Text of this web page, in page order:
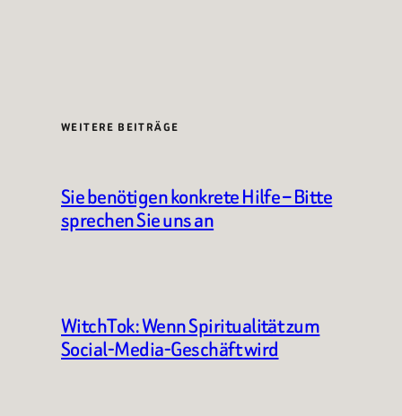
WEITERE BEITRÄGE
Sie benötigen konkrete Hilfe – Bitte
sprechen Sie uns an
WitchTok: Wenn Spiritualität zum
Social-Media-Geschäft wird